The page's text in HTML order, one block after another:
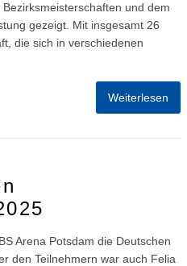
und dem
gezeigt. Mit insgesamt 26
die sich in verschiedenen
Weiterlesen
Arena Potsdam die Deutschen
den Teilnehmern war auch Felia